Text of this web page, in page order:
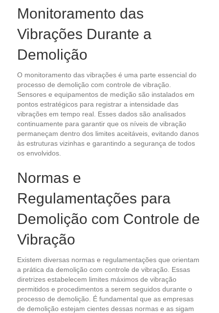
Monitoramento das
Vibrações Durante a
Demolição
O monitoramento das vibrações é uma parte essencial do
processo de demolição com controle de vibração.
Sensores e equipamentos de medição são instalados em
pontos estratégicos para registrar a intensidade das
vibrações em tempo real. Esses dados são analisados
continuamente para garantir que os níveis de vibração
permaneçam dentro dos limites aceitáveis, evitando danos
às estruturas vizinhas e garantindo a segurança de todos
os envolvidos.
Normas e
Regulamentações para
Demolição com Controle de
Vibração
Existem diversas normas e regulamentações que orientam
a prática da demolição com controle de vibração. Essas
diretrizes estabelecem limites máximos de vibração
permitidos e procedimentos a serem seguidos durante o
processo de demolição. É fundamental que as empresas
de demolição estejam cientes dessas normas e as sigam